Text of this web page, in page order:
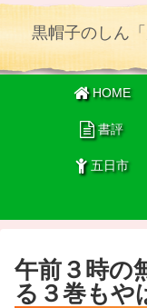
黒帽子のしん
HOME
書評
五日市
午前３時の
る３巻もや